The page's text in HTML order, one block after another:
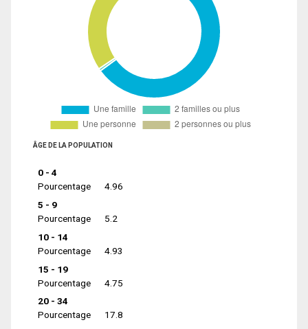
ÂGE DE LA POPULATION
0 - 4
Pourcentage
4.96
5 - 9
Pourcentage
5.2
10 - 14
Pourcentage
4.93
15 - 19
Pourcentage
4.75
20 - 34
Pourcentage
17.8